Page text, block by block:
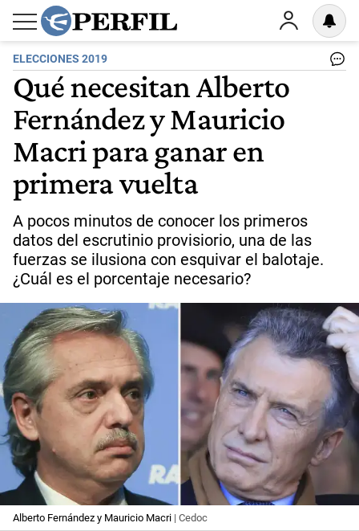
ELECCIONES 2019
Qué necesitan Alberto
Fernández y Mauricio
Macri para ganar en
primera vuelta
A pocos minutos de conocer los primeros
datos del escrutinio provisiorio, una de las
fuerzas se ilusiona con esquivar el balotaje.
¿Cuál es el porcentaje necesario?
Alberto Fernández y Mauricio Macri | Cedoc